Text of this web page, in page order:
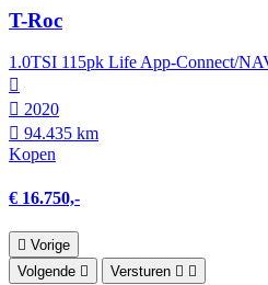
T-Roc
1.0TSI 115pk Life App-Connect/
2020
94.435 km
Kopen
€ 16.750,-
Vorige
Volgende
Versturen